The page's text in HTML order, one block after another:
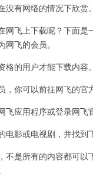
有网络的情况下欣赏。
飞上下载呢？下面是
飞的会员。
的用户才能下载内容。
你可以前往网飞的官方
应用程序或登录网飞官
影或电视剧，并找到下
是所有的内容都可以